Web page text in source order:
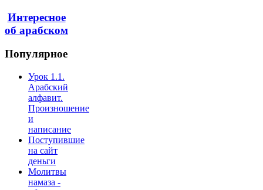
Интересное
об арабском
Популярное
Урок 1.1.
Арабский
алфавит.
Произношение
и
написание
Поступившие
на сайт
деньги
Молитвы
намаза -